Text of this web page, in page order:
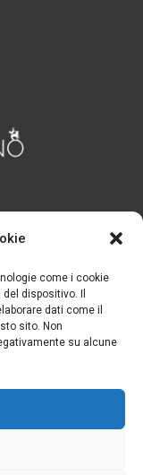
come i cookie
dispositivo. Il
dati come il
sito. Non
su alcune